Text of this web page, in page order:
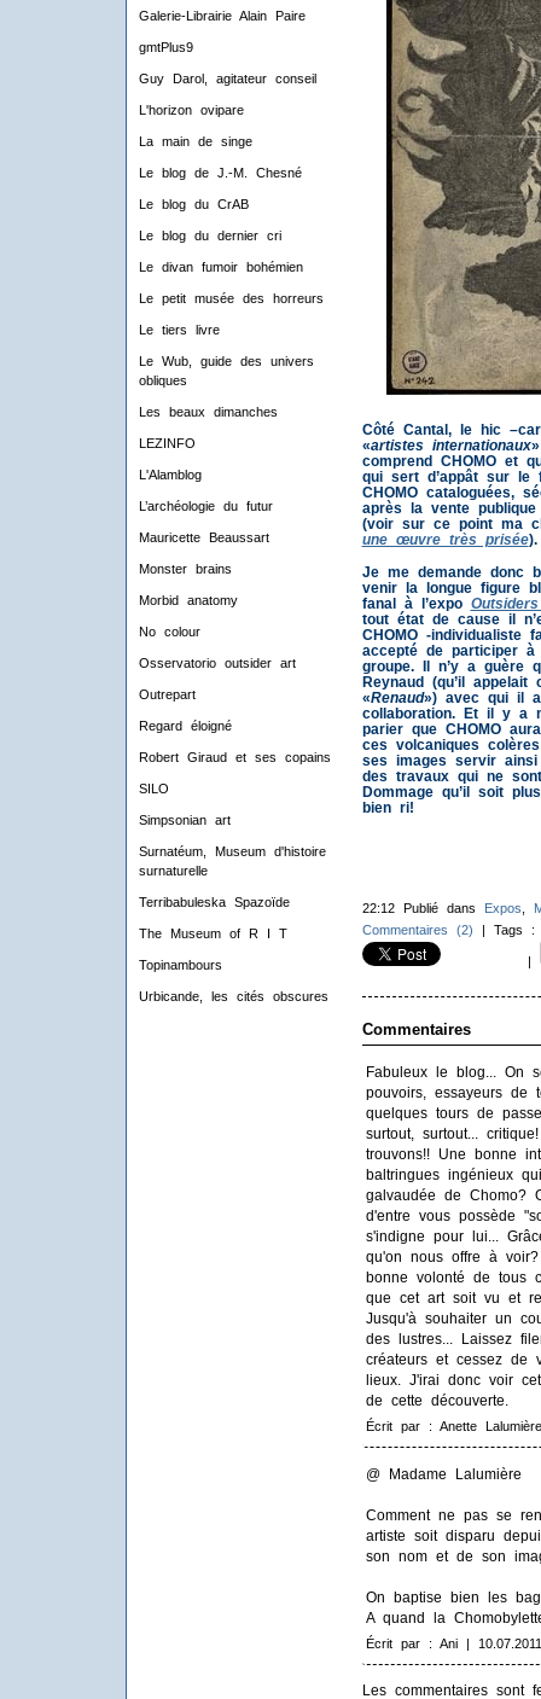
Galerie-Librairie Alain Paire
gmtPlus9
Guy Darol, agitateur conseil
L'horizon ovipare
La main de singe
Le blog de J.-M. Chesné
Le blog du CrAB
Le blog du dernier cri
Le divan fumoir bohémien
Le petit musée des horreurs
Le tiers livre
Le Wub, guide des univers
obliques
Les beaux dimanches
LEZINFO
L'Alamblog
L’archéologie du futur
Mauricette Beaussart
Monster brains
Morbid anatomy
No colour
Osservatorio outsider art
Outrepart
Regard éloigné
Robert Giraud et ses copains
SILO
Simpsonian art
Surnatéum, Museum d'histoire
surnaturelle
Terribabuleska Spazoïde
The Museum of R I T
Topinambours
Urbicande, les cités obscures
Côté Cantal, le hic
«artistes internationaux
comprend CHOMO et
qui sert d’appât sur
CHOMO cataloguées,
après la vente
(voir sur ce point ma
une œuvre très prisée).
Je me demande donc
venir la longue figure
fanal à l’expo
tout état de cause il
CHOMO -individualiste
accepté de participer à
groupe. Il n’y a guère
Reynaud (qu’il appelait
«Renaud») avec qui il
collaboration. Et il y a
parier que CHOMO
ces volcaniques
ses images servir
des travaux qui ne
Dommage qu’il soit
bien ri!
22:12 Publié dans Expos
Commentaires (2) | Tags
|
Commentaires
Fabuleux le blog... On
pouvoirs, essayeurs de
quelques tours de
surtout, surtout...
trouvons!! Une bonne
baltringues ingénieux
galvaudée de Chomo?
d'entre vous possède
s'indigne pour lui...
qu'on nous offre à
bonne volonté de tous
que cet art soit vu et
Jusqu'à souhaiter un
des lustres... Laissez
créateurs et cessez de
lieux. J'irai donc voir
de cette découverte.
Écrit par : Anette
@ Madame Lalumière
Comment ne pas se
artiste soit disparu
son nom et de son
On baptise bien les
A quand la
Écrit par : Ani | 10.07.2011
Les commentaires sont